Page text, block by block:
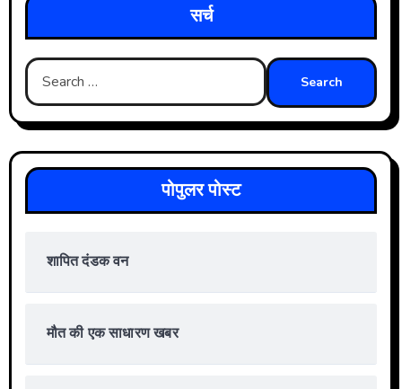
सर्च
Search
for:
पोपुलर पोस्ट
शापित दंडक वन
मौत की एक साधारण खबर